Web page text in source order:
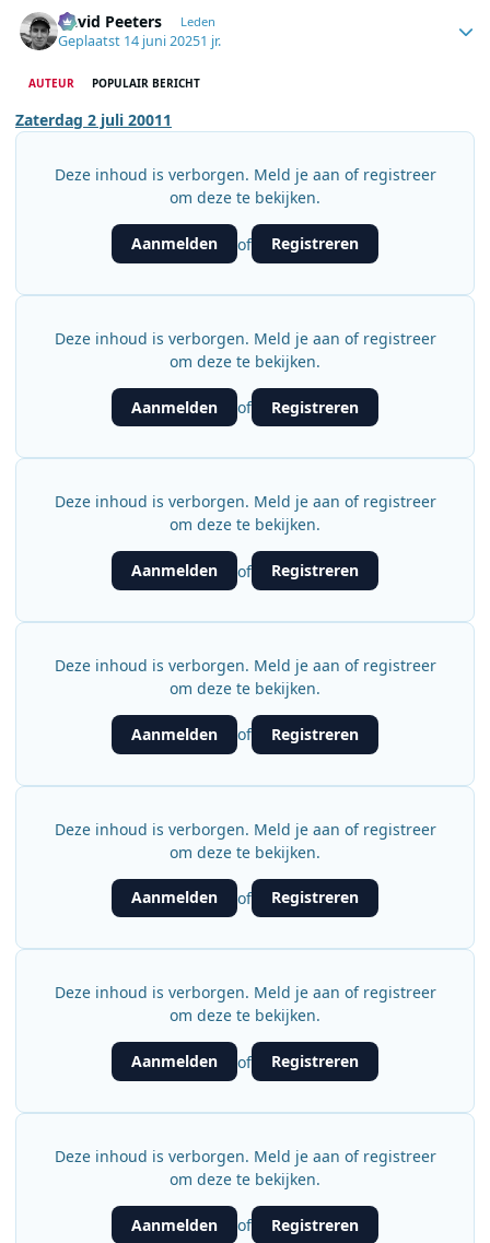
David Peeters Leden
Geplaatst 14 juni 20251 jr.
AUTEUR POPULAIR BERICHT
Zaterdag 2 juli 20011
Deze inhoud is verborgen. Meld je aan of registreer
om deze te bekijken.
Aanmelden of Registreren
Deze inhoud is verborgen. Meld je aan of registreer
om deze te bekijken.
Aanmelden of Registreren
Deze inhoud is verborgen. Meld je aan of registreer
om deze te bekijken.
Aanmelden of Registreren
Deze inhoud is verborgen. Meld je aan of registreer
om deze te bekijken.
Aanmelden of Registreren
Deze inhoud is verborgen. Meld je aan of registreer
om deze te bekijken.
Aanmelden of Registreren
Deze inhoud is verborgen. Meld je aan of registreer
om deze te bekijken.
Aanmelden of Registreren
Deze inhoud is verborgen. Meld je aan of registreer
om deze te bekijken.
Aanmelden of Registreren